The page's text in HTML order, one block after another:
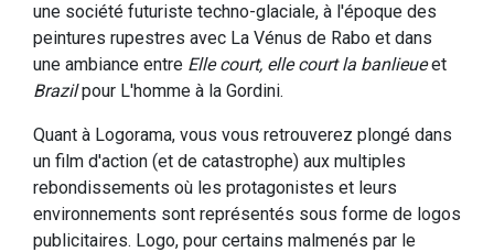
une société futuriste techno-glaciale, à l'époque des
peintures rupestres avec La Vénus de Rabo et dans
une ambiance entre Elle court, elle court la banlieueet
Brazilpour L'homme à la Gordini.
Quant à Logorama, vous vous retrouverez plongé dans
un film d'action (et de catastrophe) aux multiples
rebondissements où les protagonistes et leurs
environnements sont représentés sous forme de logos
publicitaires. Logo, pour certains malmenés par le